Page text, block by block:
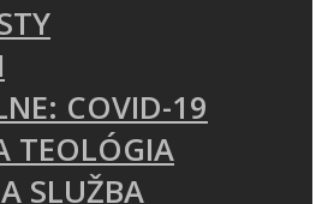
COVID-19
TEOLÓGIA
SLUŽBA